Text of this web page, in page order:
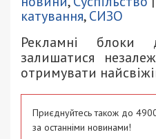
катування,СИЗО
Рекламні
залишатися
отримувати
Приєднуйтесь також до
за останніми новинами!